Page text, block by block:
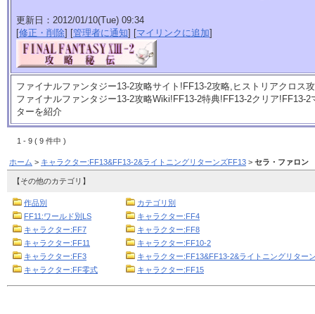
更新日：2012/01/10(Tue) 09:34
[修正・削除] [管理者に通知] [マイリンクに追加]
ファイナルファンタジー13-2攻略サイト!FF13-2攻略,ヒストリアクロス
ファイナルファンタジー13-2攻略Wiki!FF13-2特典!FF13-2クリア!FF13-
ターを紹介
1 - 9 ( 9 件中 )
ホーム > キャラクター:FF13&FF13-2&ライトニングリターンズFF13 > セラ・ファロン
【その他のカテゴリ】
作品別
カテゴリ別
FF11:ワールド別LS
キャラクター:FF4
キャラクター:FF7
キャラクター:FF8
キャラクター:FF11
キャラクター:FF10-2
キャラクター:FF3
キャラクター:FF13&FF13-2&ライトニングリター
キャラクター:FF零式
キャラクター:FF15